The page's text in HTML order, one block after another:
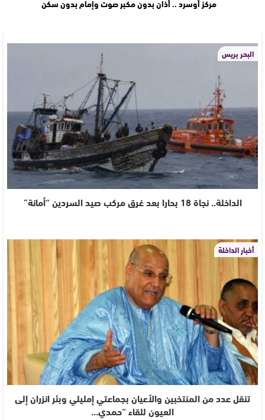
مركز أوسرد .. أذان بدون مكبر صوت وإمام بدون سكن
البحر بريس
الداخلة.. نجاة 18 بحارا بعد غرق مركب صيد السردين “أمانة”
أخبار الداخلة
تنقل عدد من المنتخبين والأعيان بجماعتي إمليلي وبئر انزران إلى
العيون للقاء “حمدي…